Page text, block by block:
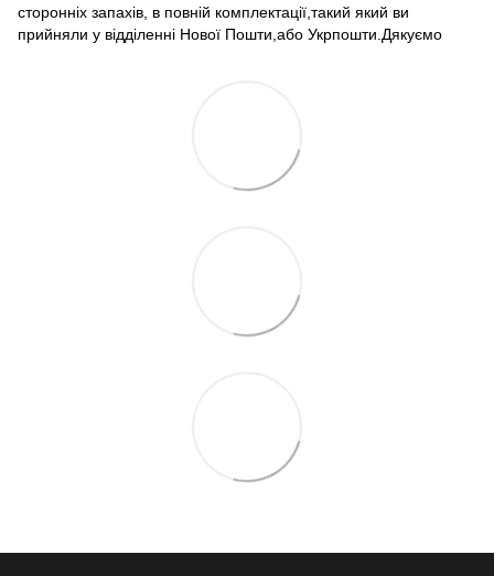
сторонніх запахів, в повній комплектації,такий який ви
прийняли у відділенні Нової Пошти,або Укрпошти.Дякуємо